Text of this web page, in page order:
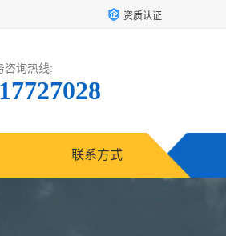
资质认证
咨询热线:
联系方式